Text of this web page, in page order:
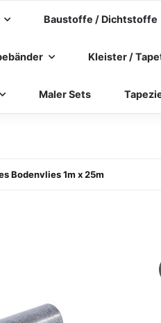
Baustoffe / Dichtstoffe
Kleister /
Maler Sets
Bodenvlies 1m x 25m